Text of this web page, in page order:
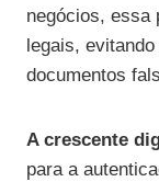
negócios, essa
legais,
documentos
A crescente
para a